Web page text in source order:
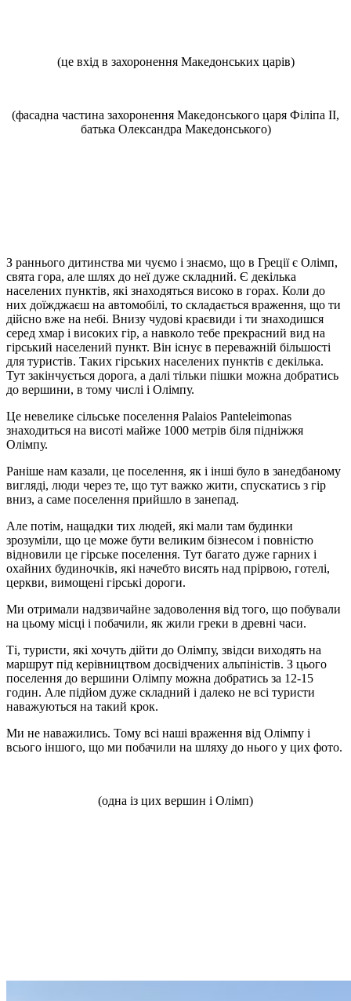
(це вхід в захоронення Македонських царів)
(фасадна частина захоронення Македонського царя Філіпа ІІ,
батька Олександра Македонського)
З раннього дитинства ми чуємо і знаємо, що в Греції є Олімп,
свята гора, але шлях до неї дуже складний. Є декілька
населених пунктів, які знаходяться високо в горах. Коли до
них доїжджаєш на автомобілі, то складається враження, що ти
дійсно вже на небі. Внизу чудові краєвиди і ти знаходишся
серед хмар і високих гір, а навколо тебе прекрасний вид на
гірський населений пункт. Він існує в переважній більшості
для туристів. Таких гірських населених пунктів є декілька.
Тут закінчується дорога, а далі тільки пішки можна добратись
до вершини, в тому числі і Олімпу.
Це невелике сільське поселення Palaios Panteleimonas
знаходиться на висоті майже 1000 метрів біля підніжжя
Олімпу.
Раніше нам казали, це поселення, як і інші було в занедбаному
вигляді, люди через те, що тут важко жити, спускатись з гір
вниз, а саме поселення прийшло в занепад.
Але потім, нащадки тих людей, які мали там будинки
зрозуміли, що це може бути великим бізнесом і повністю
відновили це гірське поселення. Тут багато дуже гарних і
охайних будиночків, які начебто висять над прірвою, готелі,
церкви, вимощені гірські дороги.
Ми отримали надзвичайне задоволення від того, що побували
на цьому місці і побачили, як жили греки в древні часи.
Ті, туристи, які хочуть дійти до Олімпу, звідси виходять на
маршрут під керівництвом досвідчених альпіністів. З цього
поселення до вершини Олімпу можна добратись за 12-15
годин. Але підйом дуже складний і далеко не всі туристи
наважуються на такий крок.
Ми не наважились. Тому всі наші враження від Олімпу і
всього іншого, що ми побачили на шляху до нього у цих фото.
(одна із цих вершин і Олімп)